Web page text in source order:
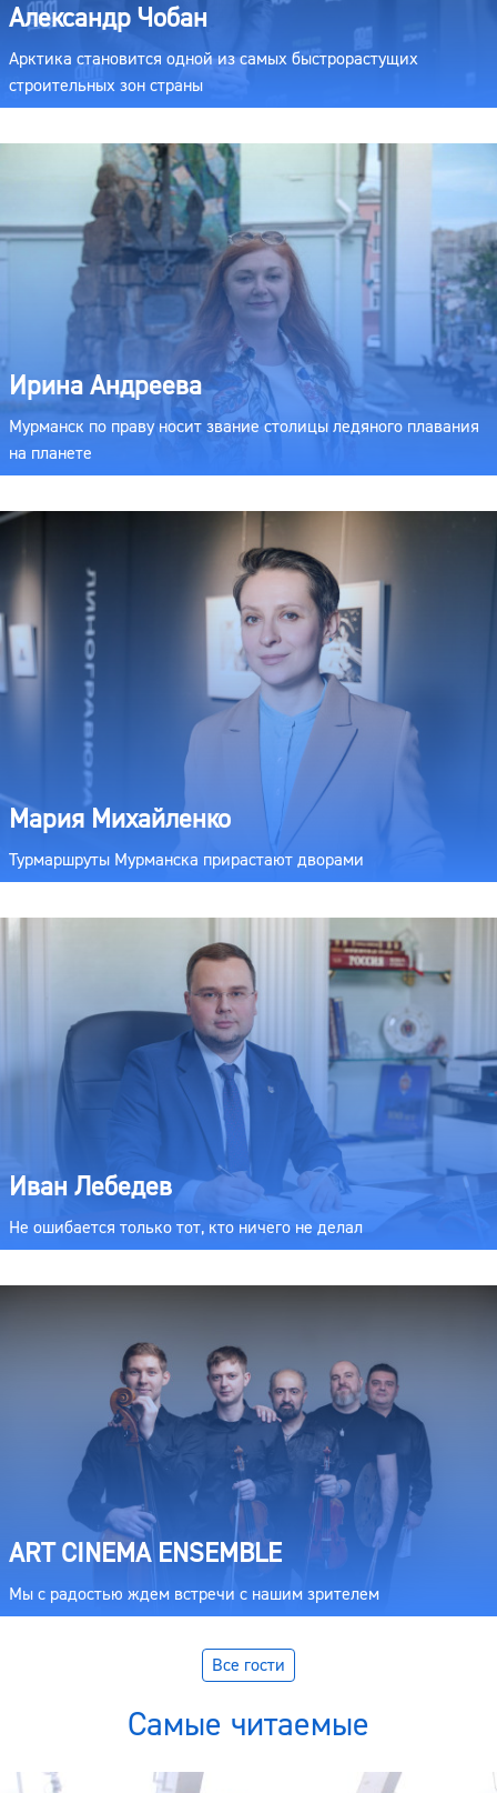
Александр Чобан
Арктика становится одной из самых быстрорастущих
строительных зон страны
Ирина Андреева
Мурманск по праву носит звание столицы ледяного плавания
на планете
Мария Михайленко
Турмаршруты Мурманска прирастают дворами
Иван Лебедев
Не ошибается только тот, кто ничего не делал
ART CINEMA ENSEMBLE
Мы с радостью ждем встречи с нашим зрителем
Все гости
Самые читаемые